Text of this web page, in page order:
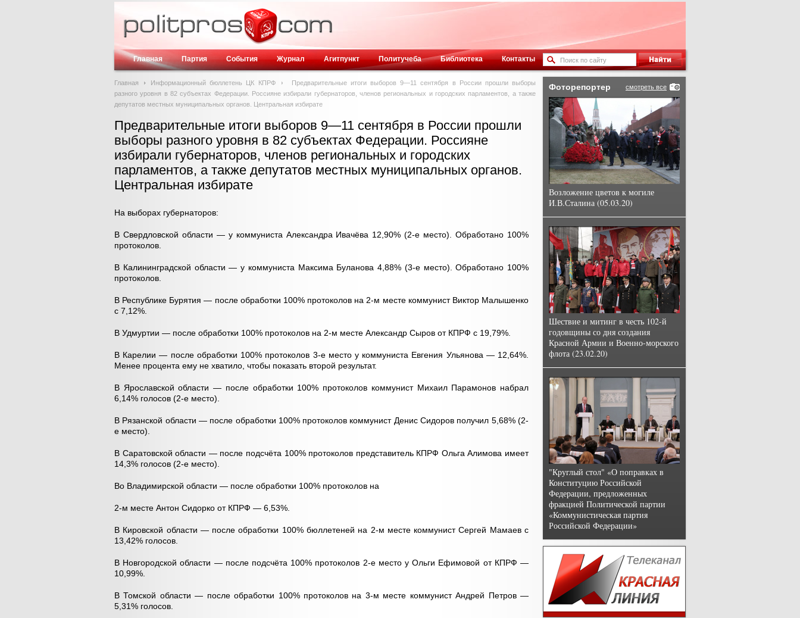
Главная Партия События Журнал Агитпункт Политучеба Библиотека Контакты
Главная Информационный бюллетень ЦК КПРФ
Предварительные итоги выборов 9—11 сентября в России прошли выборы
разного уровня в 82 субъектах Федерации. Россияне избирали губернаторов, членов региональных и городских парламентов, а также
депутатов местных муниципальных органов. Центральная избирате
Предварительные итоги выборов 9—11 сентября в России прошли
выборы разного уровня в 82 субъектах Федерации. Россияне
избирали губернаторов, членов региональных и городских
парламентов, а также депутатов местных муниципальных органов.
Центральная избирате
На выборах губернаторов:
В Свердловской области — у коммуниста Александра Ивачёва 12,90% (2-е место). Обработано 100%
протоколов.
В Калининградской области — у коммуниста Максима Буланова 4,88% (3-е место). Обработано 100%
протоколов.
В Республике Бурятия — после обработки 100% протоколов на 2-м месте коммунист Виктор Малышенко
с 7,12%.
В Удмуртии — после обработки 100% протоколов на 2-м месте Александр Сыров от КПРФ с 19,79%.
В Карелии — после обработки 100% протоколов 3-е место у коммуниста Евгения Ульянова — 12,64%.
Менее процента ему не хватило, чтобы показать второй результат.
В Ярославской области — после обработки 100% протоколов коммунист Михаил Парамонов набрал
6,14% голосов (2-е место).
В Рязанской области — после обработки 100% протоколов коммунист Денис Сидоров получил 5,68% (2-
е место).
В Саратовской области — после подсчёта 100% протоколов представитель КПРФ Ольга Алимова имеет
14,3% голосов (2-е место).
Во Владимирской области — после обработки 100% протоколов на
2-м месте Антон Сидорко от КПРФ — 6,53%.
В Кировской области — после обработки 100% бюллетеней на 2-м месте коммунист Сергей Мамаев с
13,42% голосов.
В Новгородской области — после подсчёта 100% протоколов 2-е место у Ольги Ефимовой от КПРФ —
10,99%.
В Томской области — после обработки 100% протоколов на 3-м месте коммунист Андрей Петров —
5,31% голосов.
смотреть все
Фоторепортер
Возложение цветов к могиле
И.В.Сталина (05.03.20)
Шествие и митинг в честь 102-й
годовщины со дня создания
Красной Армии и Военно-морского
флота (23.02.20)
"Круглый стол" «О поправках в
Конституцию Российской
Федерации, предложенных
фракцией Политической партии
«Коммунистическая партия
Российской Федерации»